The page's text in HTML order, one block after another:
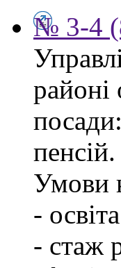
№ 3-4
районі
пенсій.
Умови
-
- стаж